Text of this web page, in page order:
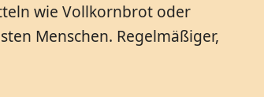
wie Vollkornbrot oder
Menschen. Regelmäßiger,